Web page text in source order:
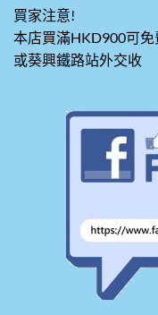
買家注意!
本店買滿HKD900可
或葵興鐵路站外交收